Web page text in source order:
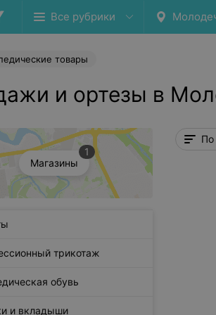
Все рубрики
товары
и ортезы в
Магазины
1
трикотаж
обувь
и вкладыши
По